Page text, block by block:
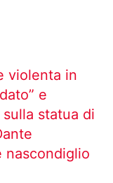
violenta in
e
statua di
nascondiglio